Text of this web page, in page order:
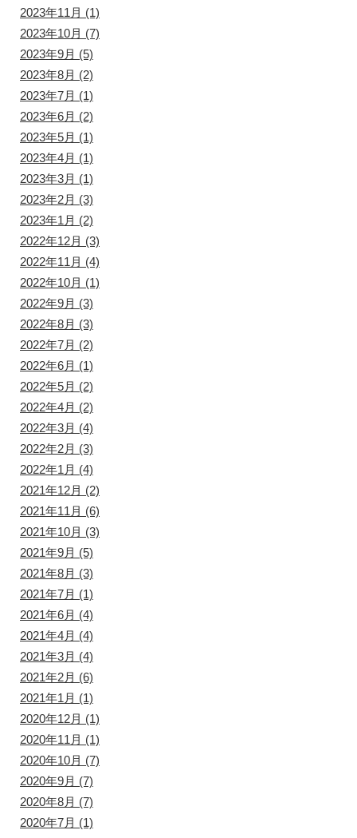
2023年11月 (1)
2023年10月 (7)
2023年9月 (5)
2023年8月 (2)
2023年7月 (1)
2023年6月 (2)
2023年5月 (1)
2023年4月 (1)
2023年3月 (1)
2023年2月 (3)
2023年1月 (2)
2022年12月 (3)
2022年11月 (4)
2022年10月 (1)
2022年9月 (3)
2022年8月 (3)
2022年7月 (2)
2022年6月 (1)
2022年5月 (2)
2022年4月 (2)
2022年3月 (4)
2022年2月 (3)
2022年1月 (4)
2021年12月 (2)
2021年11月 (6)
2021年10月 (3)
2021年9月 (5)
2021年8月 (3)
2021年7月 (1)
2021年6月 (4)
2021年4月 (4)
2021年3月 (4)
2021年2月 (6)
2021年1月 (1)
2020年12月 (1)
2020年11月 (1)
2020年10月 (7)
2020年9月 (7)
2020年8月 (7)
2020年7月 (1)